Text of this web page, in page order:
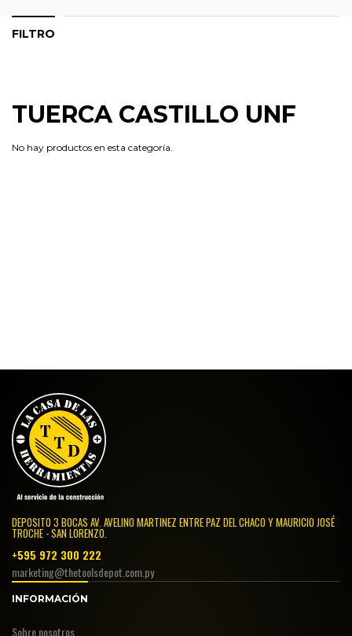
FILTRO
TUERCA CASTILLO UNF
No hay productos en esta categoría.
DEPOSITO 3 BOCAS AV. AVELINO MARTINEZ ENTRE PAZ DEL CHACO Y MAURICIO JOSÉ
TROCHE - SAN LORENZO.
+595 972 300 222
marketing@thetoolsdepot.com.py
INFORMACIÓN
Sobre nosotros